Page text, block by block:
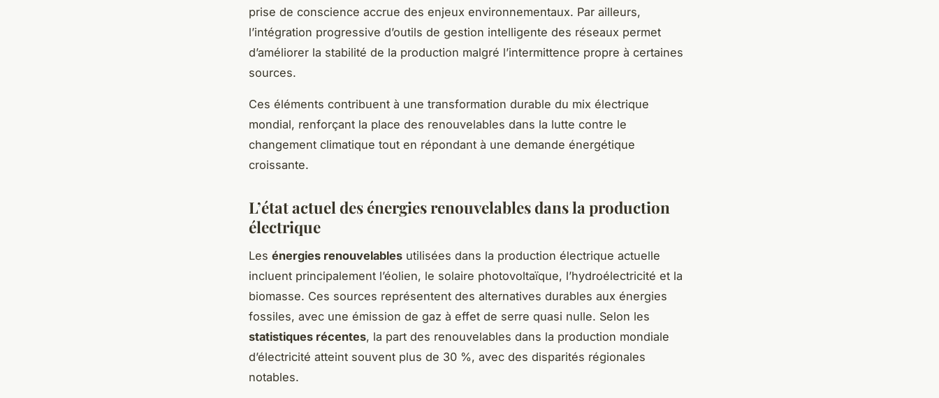
prise de conscience accrue des enjeux environnementaux. Par ailleurs,
l’intégration progressive d’outils de gestion intelligente des réseaux permet
d’améliorer la stabilité de la production malgré l’intermittence propre à certaines
sources.
Ces éléments contribuent à une transformation durable du mix électrique
mondial, renforçant la place des renouvelables dans la lutte contre le
changement climatique tout en répondant à une demande énergétique
croissante.
L’état actuel des énergies renouvelables dans la production
électrique
Les énergies renouvelables utilisées dans la production électrique actuelle
incluent principalement l’éolien, le solaire photovoltaïque, l’hydroélectricité et la
biomasse. Ces sources représentent des alternatives durables aux énergies
fossiles, avec une émission de gaz à effet de serre quasi nulle. Selon les
statistiques récentes, la part des renouvelables dans la production mondiale
d’électricité atteint souvent plus de 30 %, avec des disparités régionales
notables.